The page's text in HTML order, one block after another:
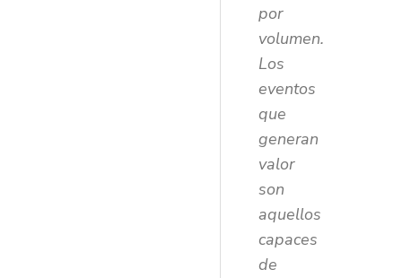
por
volumen.
Los
eventos
que
generan
valor
son
aquellos
capaces
de